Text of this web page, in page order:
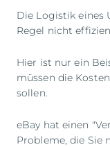
Die Logistik eines
Regel nicht
Hier ist nur ein
müssen die
sollen.
eBay hat einen
Probleme, die Sie